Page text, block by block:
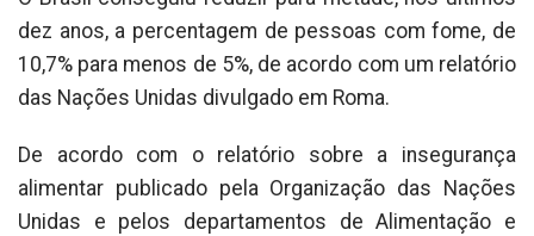
dez anos, a percentagem de pessoas com fome, de
10,7% para menos de 5%, de acordo com um relatório
das Nações Unidas divulgado em Roma.
De acordo com o relatório sobre a insegurança
alimentar publicado pela Organização das Nações
Unidas e pelos departamentos de Alimentação e